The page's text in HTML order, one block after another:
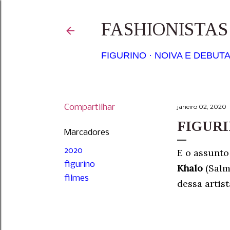
FIGURINO NOIVA E
Compartilhar
Marcadores
2020
figurino
filmes
janeiro 02, 2020
E o
Khalo
dessa